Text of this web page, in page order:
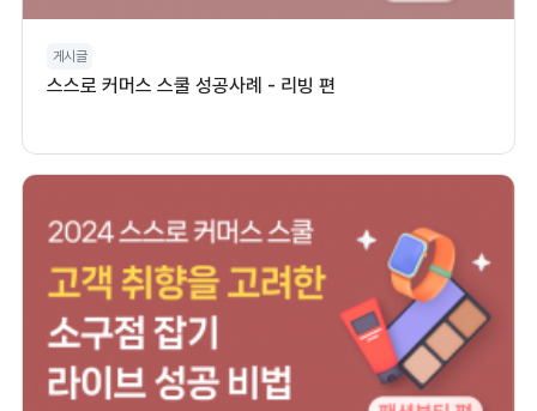
게시글
스스로 커머스 스쿨 성공사례 - 리빙 편